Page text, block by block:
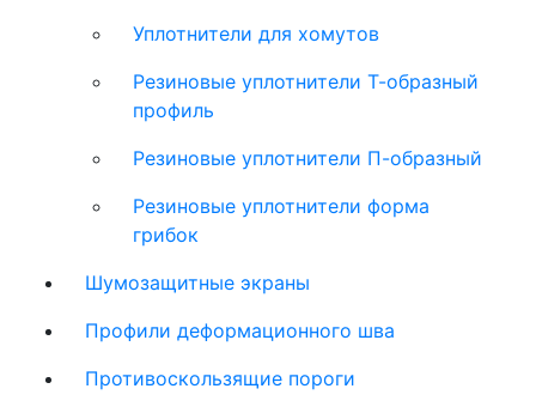
Уплотнители для хомутов
Резиновые уплотнители Т-образный
профиль
Резиновые уплотнители П-образный
Резиновые уплотнители форма
грибок
Шумозащитные экраны
Профили деформационного шва
Противоскользящие пороги